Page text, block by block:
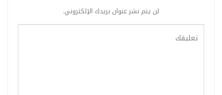
لن يتم نشر عنوان بريدك الإلكتروني.